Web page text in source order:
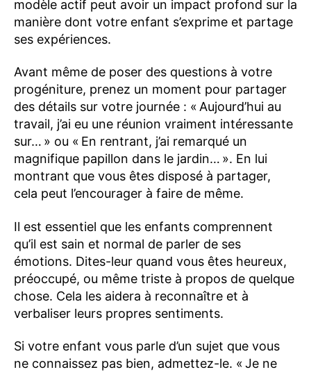
modèle actif peut avoir un impact profond sur la
manière dont votre enfant s’exprime et partage
ses expériences.
Avant même de poser des questions à votre
progéniture, prenez un moment pour partager
des détails sur votre journée : « Aujourd’hui au
travail, j’ai eu une réunion vraiment intéressante
sur… » ou « En rentrant, j’ai remarqué un
magnifique papillon dans le jardin… ». En lui
montrant que vous êtes disposé à partager,
cela peut l’encourager à faire de même.
Il est essentiel que les enfants comprennent
qu’il est sain et normal de parler de ses
émotions. Dites-leur quand vous êtes heureux,
préoccupé, ou même triste à propos de quelque
chose. Cela les aidera à reconnaître et à
verbaliser leurs propres sentiments.
Si votre enfant vous parle d’un sujet que vous
ne connaissez pas bien, admettez-le. « Je ne